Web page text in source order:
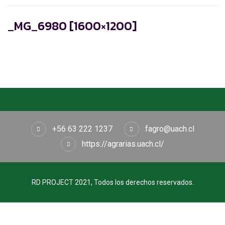
_MG_6980 [1600×1200]
+56 63 222 1237
fagro@uach.cl
https://agrarias.uach.cl/
RD PROJECT 2021, Todos los derechos reservados.